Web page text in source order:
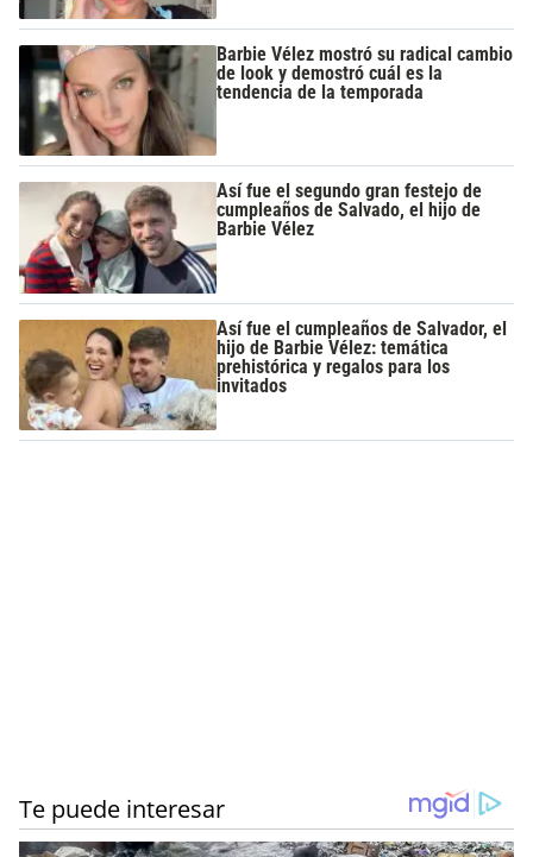
Barbie Vélez mostró su radical cambio
de look y demostró cuál es la
tendencia de la temporada
Así fue el segundo gran festejo de
cumpleaños de Salvado, el hijo de
Barbie Vélez
Así fue el cumpleaños de Salvador, el
hijo de Barbie Vélez: temática
prehistórica y regalos para los
invitados